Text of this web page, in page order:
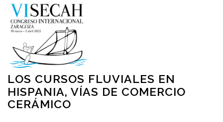
Saltar
contenido
LOS CURSOS FLUVIALES EN
HISPANIA, VÍAS DE COMERCIO
CERÁMICO